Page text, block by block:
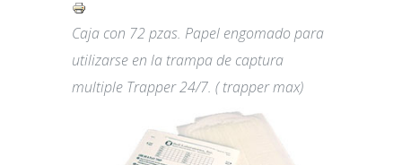
Caja con 72 pzas. Papel engomado para
utilizarse en la trampa de captura
multiple Trapper 24/7. ( trapper max)